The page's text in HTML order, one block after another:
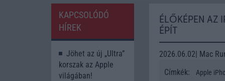
ÉLŐKÉPEN AZ
ÉPÍT
2026.06.02| Mac
Címkék:
Apple
KAPCSOLÓDÓ
HÍREK
Jöhet az új „Ultra”
korszak az Apple
világában!